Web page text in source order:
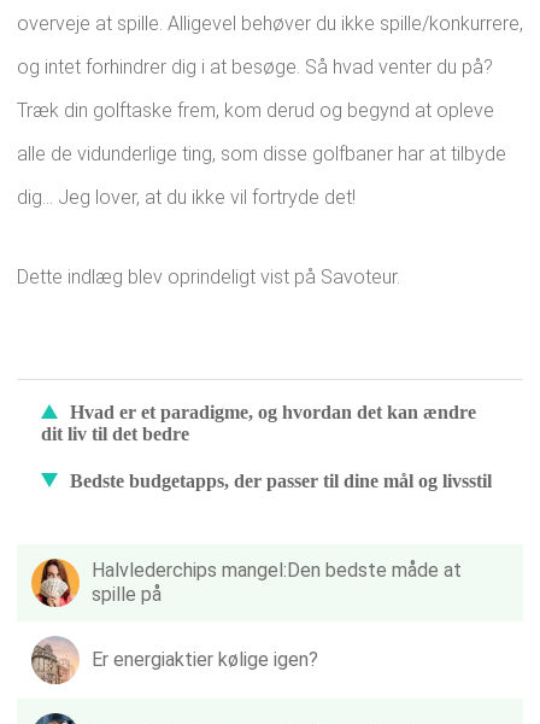
overveje at spille. Alligevel behøver du ikke spille/konkurrere,
og intet forhindrer dig i at besøge. Så hvad venter du på?
Træk din golftaske frem, kom derud og begynd at opleve
alle de vidunderlige ting, som disse golfbaner har at tilbyde
dig... Jeg lover, at du ikke vil fortryde det!
Dette indlæg blev oprindeligt vist på Savoteur.
Hvad er et paradigme, og hvordan det kan ændre
dit liv til det bedre
Bedste budgetapps, der passer til dine mål og livsstil
Halvlederchips mangel:Den bedste måde at
spille på
Er energiaktier kølige igen?